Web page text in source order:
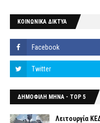
ΚΟΙΝΩΝΙΚΑ ΔΙΚΤΥΑ
ΔΗΜΟΦΙΛΗ ΜΗΝΑ - TOP 5
Λειτουργία